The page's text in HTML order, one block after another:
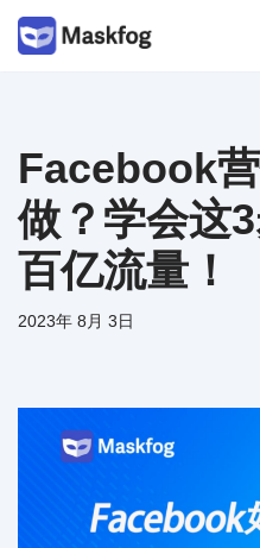
文
Facebook
做？学会这
百亿流量！
2023年 8月 3日